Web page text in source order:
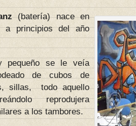
(batería) nace en
a principios del año
pequeño se le veía
de cubos de
sillas, todo aquello
reprodujera
a los tambores.